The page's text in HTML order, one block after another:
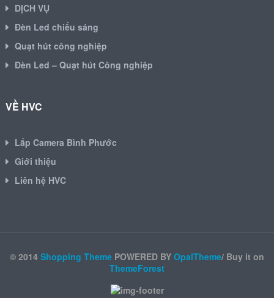
DỊCH VỤ
Đèn Led chiếu sáng
Quạt hút công nghiệp
Đèn Led – Quạt hút Công nghiệp
VỀ HVC
Lắp Camera Bình Phước
Giới thiệu
Liên hệ HVC
© 2014 Shopping Theme POWERED BY OpalTheme/ Buy it on
ThemeForest